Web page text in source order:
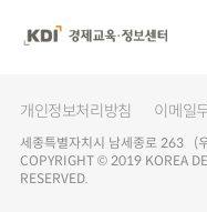
개인정보처리방침 이메일
세종특별자치시 남세종로 263
COPYRIGHT © 2019 KOREA
RESERVED.